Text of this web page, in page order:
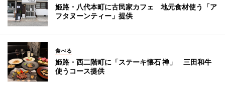
姫路・八代本町に古民家カフェ 地元食材使う「ア
フタヌーンティー」提供
食べる
姫路・西二階町に「ステーキ懐石 禅」 三田和牛
使うコース提供